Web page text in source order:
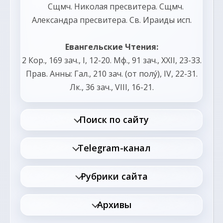
Сщмч. Николая пресвитера. Сщмч.
Александра пресвитера. Св. Ираиды исп.
Евангельские Чтения:
2 Кор., 169 зач., I, 12-20. Мф., 91 зач., XXII, 23-33.
Прав. Анны: Гал., 210 зач. (от полу́), IV, 22-31.
Лк., 36 зач., VIII, 16-21.
Поиск по сайту
Telegram-канал
Рубрики сайта
Архивы